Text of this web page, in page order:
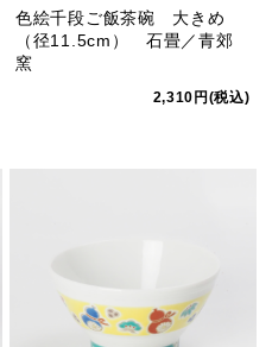
色絵千段ご飯茶碗 大きめ
（径11.5cm） 石畳／青郊
窯
2,310円(税込)